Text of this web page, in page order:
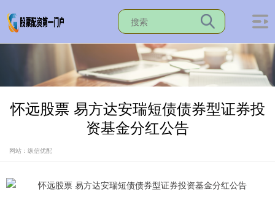
怀远股票 易方达安瑞短债债券型证券投
资基金分红公告
网站：纵信优配